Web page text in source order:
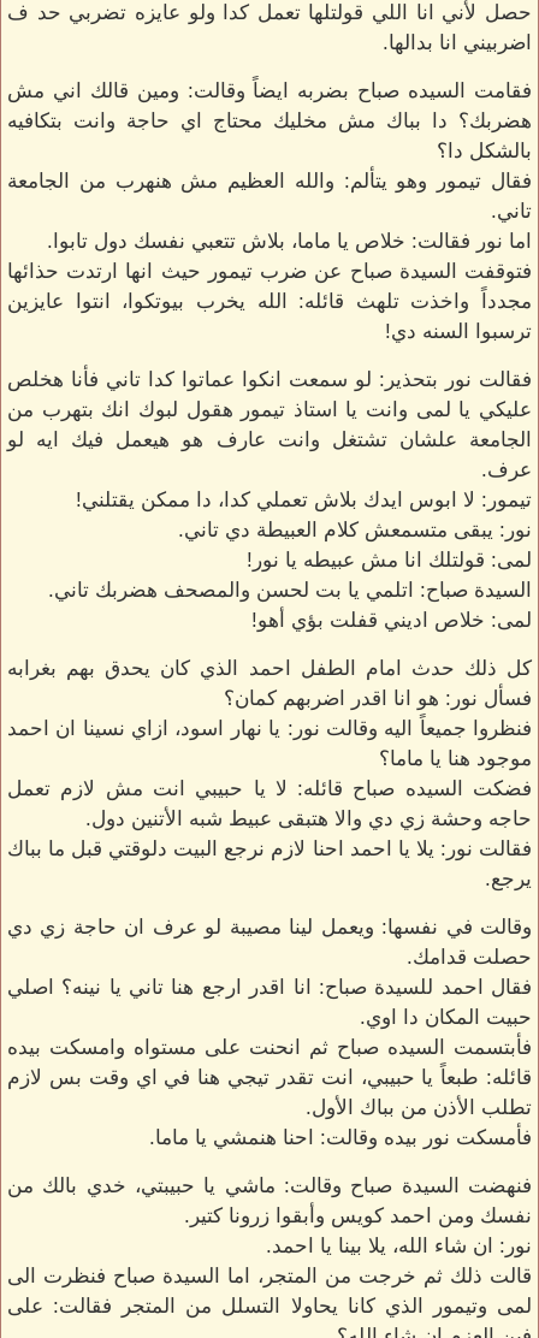
حصل لأني انا اللي قولتلها تعمل كدا ولو عايزه تضربي حد ف
اضربيني انا بدالها.
فقامت السيده صباح بضربه ايضاً وقالت: ومين قالك اني مش
هضربك؟ دا بباك مش مخليك محتاج اي حاجة وانت بتكافيه
بالشكل دا؟
فقال تيمور وهو يتألم: والله العظيم مش هنهرب من الجامعة
تاني.
اما نور فقالت: خلاص يا ماما، بلاش تتعبي نفسك دول تابوا.
فتوقفت السيدة صباح عن ضرب تيمور حيث انها ارتدت حذائها
مجدداً واخذت تلهث قائله: الله يخرب بيوتكوا، انتوا عايزين
ترسبوا السنه دي!
فقالت نور بتحذير: لو سمعت انكوا عماتوا كدا تاني فأنا هخلص
عليكي يا لمى وانت يا استاذ تيمور هقول لبوك انك بتهرب من
الجامعة علشان تشتغل وانت عارف هو هيعمل فيك ايه لو
عرف.
تيمور: لا ابوس ايدك بلاش تعملي كدا، دا ممكن يقتلني!
نور: يبقى متسمعش كلام العبيطة دي تاني.
لمى: قولتلك انا مش عبيطه يا نور!
السيدة صباح: اتلمي يا بت لحسن والمصحف هضربك تاني.
لمى: خلاص اديني قفلت بؤي أهو!
كل ذلك حدث امام الطفل احمد الذي كان يحدق بهم بغرابه
فسأل نور: هو انا اقدر اضربهم كمان؟
فنظروا جميعاً اليه وقالت نور: يا نهار اسود، ازاي نسينا ان احمد
موجود هنا يا ماما؟
فضكت السيده صباح قائله: لا يا حبيبي انت مش لازم تعمل
حاجه وحشة زي دي والا هتبقى عبيط شبه الأتنين دول.
فقالت نور: يلا يا احمد احنا لازم نرجع البيت دلوقتي قبل ما بباك
يرجع.
وقالت في نفسها: ويعمل لينا مصيبة لو عرف ان حاجة زي دي
حصلت قدامك.
فقال احمد للسيدة صباح: انا اقدر ارجع هنا تاني يا نينه؟ اصلي
حبيت المكان دا اوي.
فأبتسمت السيده صباح ثم انحنت على مستواه وامسكت بيده
قائله: طبعاً يا حبيبي، انت تقدر تيجي هنا في اي وقت بس لازم
تطلب الأذن من بباك الأول.
فأمسكت نور بيده وقالت: احنا هنمشي يا ماما.
فنهضت السيدة صباح وقالت: ماشي يا حبيبتي، خدي بالك من
نفسك ومن احمد كويس وأبقوا زرونا كتير.
نور: ان شاء الله، يلا بينا يا احمد.
قالت ذلك ثم خرجت من المتجر، اما السيدة صباح فنظرت الى
لمى وتيمور الذي كانا يحاولا التسلل من المتجر فقالت: على